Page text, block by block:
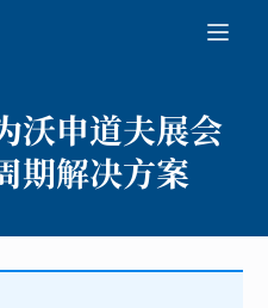
沃申道夫展会
期解决方案